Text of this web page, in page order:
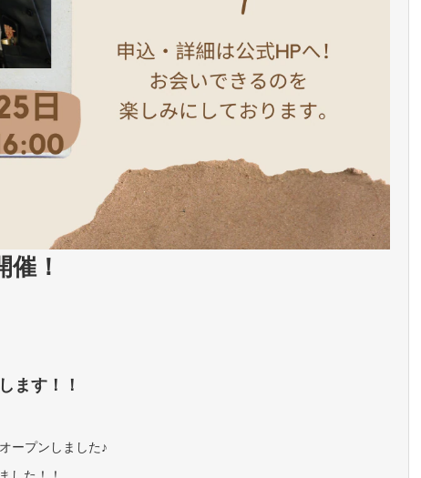
！
ます！！
ープンしました♪